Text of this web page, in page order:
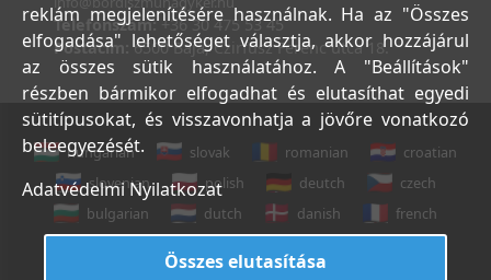
Telefonszám: +36 30 475 53 45
Postacím:6500 Baja, Czirfusz Ferenc utca 18.
hungarian slovak romanian
croatian
slovenian
polish deutch
czech
bulgarian
dutch danish
french
reklám megjelenítésére használnak. Ha az "Összes
elfogadása" lehetőséget választja, akkor hozzájárul
az összes sütik használatához. A "Beállítások"
részben bármikor elfogadhat és elutasíthat egyedi
sütitípusokat, és visszavonhatja a jövőre vonatkozó
beleegyezését.
Adatvédelmi Nyilatkozat
Összes elutasítása